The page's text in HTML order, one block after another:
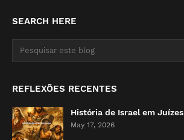
SEARCH HERE
REFLEXÕES RECENTES
História de Israel em Juízes
May 17, 2026